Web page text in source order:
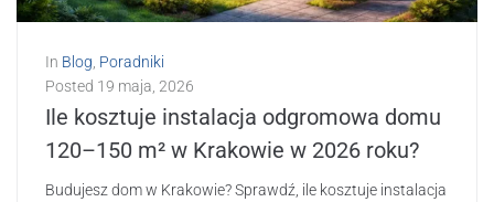
In Blog Poradniki
Posted 19 maja, 2026
Ile kosztuje instalacja odgromowa domu
120–150 m² w Krakowie w 2026 roku?
Budujesz dom w Krakowie? Sprawdź, ile kosztuje instalacja